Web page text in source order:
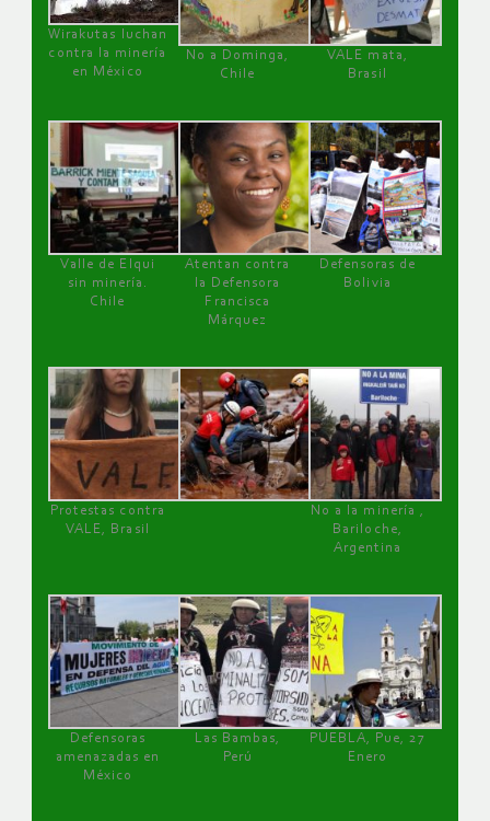
Wirakutas luchan
contra la minería
en México
No a Dominga,
Chile
VALE mata,
Brasil
Valle de Elqui
sin minería.
Chile
Atentan contra
la Defensora
Francisca
Márquez
Defensoras de
Bolivia
Protestas contra
VALE, Brasil
No a la minería ,
Bariloche,
Argentina
Defensoras
amenazadas en
México
Las Bambas,
Perú
PUEBLA, Pue, 27
Enero